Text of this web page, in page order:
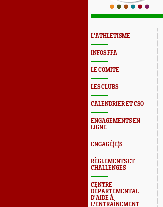
L'ATHLETISME
INFOS FFA
LE COMITE
LES CLUBS
CALENDRIER ET CSO
ENGAGEMENTS EN
LIGNE
ENGAGÉ(E)S
RÈGLEMENTS ET
CHALLENGES
CENTRE
DÉPARTEMENTAL
D'AIDE À
L'ENTRAÎNEMENT